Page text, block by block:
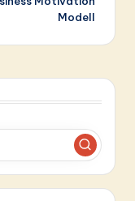
Modell